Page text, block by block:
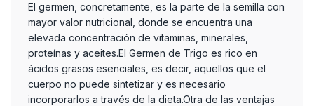
El germen, concretamente, es la parte de la semilla con
mayor valor nutricional, donde se encuentra una
elevada concentración de vitaminas, minerales,
proteínas y aceites.El Germen de Trigo es rico en
ácidos grasos esenciales, es decir, aquellos que el
cuerpo no puede sintetizar y es necesario
incorporarlos a través de la dieta.Otra de las ventajas